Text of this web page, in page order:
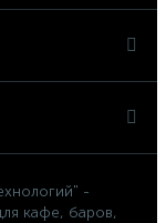
-
кафе, баров,